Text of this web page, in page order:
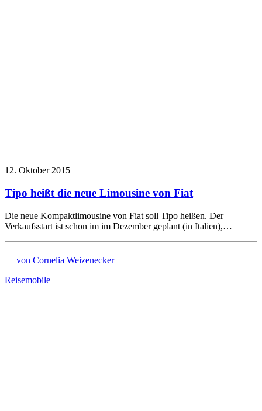
12. Oktober 2015
Tipo heißt die neue Limousine von Fiat
Die neue Kompaktlimousine von Fiat soll Tipo heißen. Der
Verkaufsstart ist schon im im Dezember geplant (in Italien),…
von Cornelia Weizenecker
Reisemobile